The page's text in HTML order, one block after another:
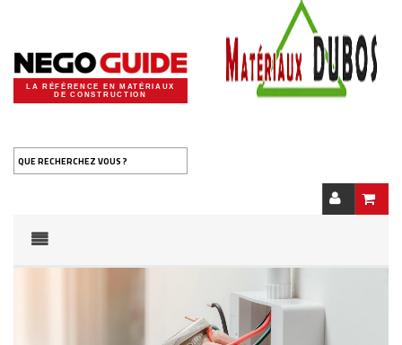
LA RÉFÉRENCE EN MATÉRIAUX
DE CONSTRUCTION
QUE RECHERCHEZ VOUS ?